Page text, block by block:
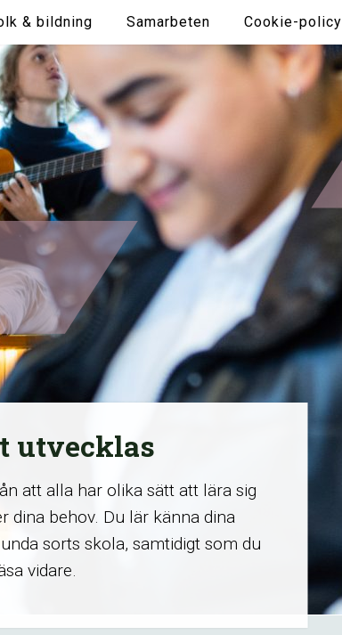
& bildning Samarbeten Cookie-policy
utvecklas
att alla har olika sätt att lära sig
dina behov. Du lär känna dina
sorts skola, samtidigt som du
vidare.